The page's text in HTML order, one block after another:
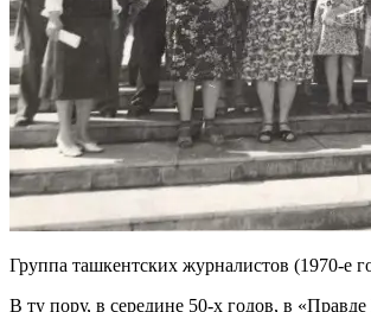
Группа ташкентских журналистов (1970-е
В ту пору, в середине 50-х годов, в «Правде